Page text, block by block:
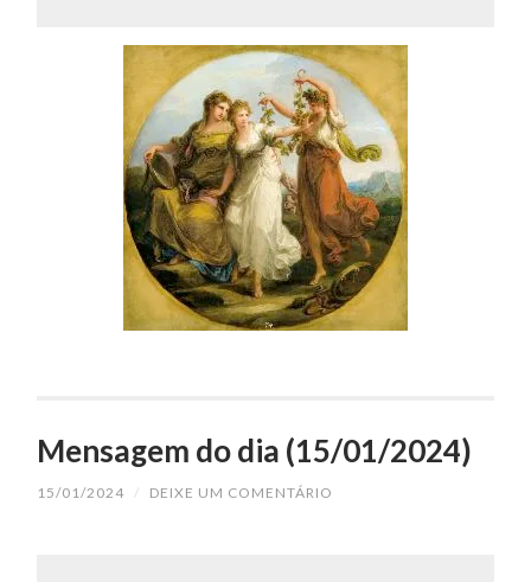
Mensagem do dia (15/01/2024)
15/01/2024 / DEIXE UM COMENTÁRIO